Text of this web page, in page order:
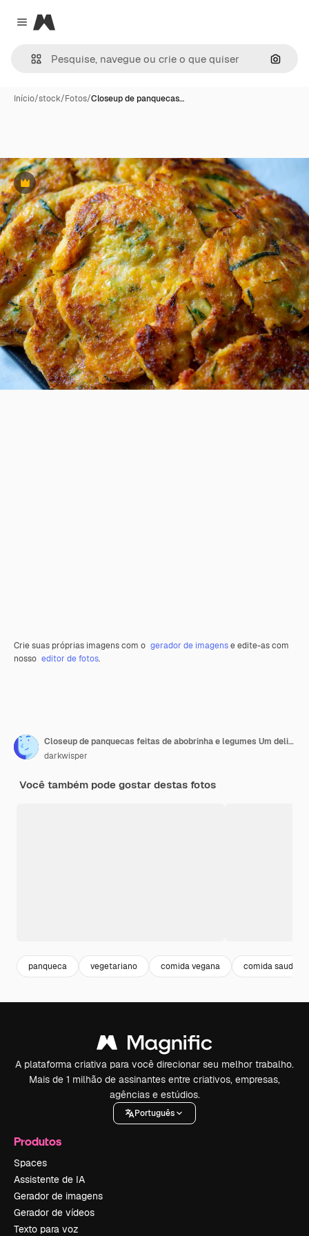
Close menu
Magnific
Início/stock/Fotos/Closeup de panquecas…
Premium
Crie suas próprias imagens com o gerador de imagense edite-as com
nosso editor de fotos.
Closeup de panquecas feitas de abobrinha e legumes Um delicioso prato vegetariano Vista superior plano de fundo de comida
darkwisper
Você também pode gostar destas fotos
panqueca vegetariano comida vegana comida saudavel
A plataforma criativa para você direcionar seu melhor trabalho.
Mais de 1 milhão de assinantes entre criativos, empresas,
agências e estúdios.
Português
Produtos
Spaces
Assistente de IA
Gerador de imagens
Gerador de vídeos
Texto para voz